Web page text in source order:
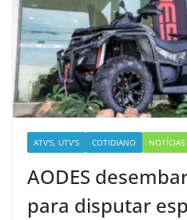
ATV'S, UTV'S COTIDIANO NOTÍCIAS
AODES
para disputar